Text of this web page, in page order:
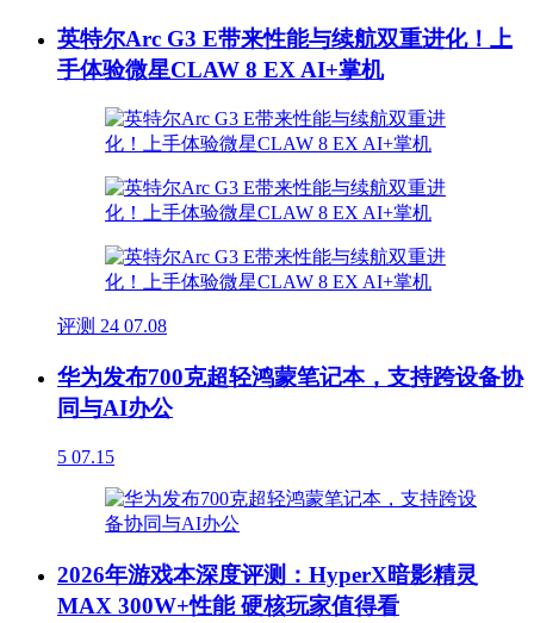
英特尔Arc G3 E带来性能与续航双重进化！上
手体验微星CLAW 8 EX AI+掌机
评测 24 07.08
华为发布700克超轻鸿蒙笔记本，支持跨设备协
同与AI办公
5 07.15
2026年游戏本深度评测：HyperX暗影精灵
MAX 300W+性能 硬核玩家值得看